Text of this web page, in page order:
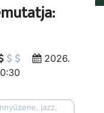
2026.
jazz,